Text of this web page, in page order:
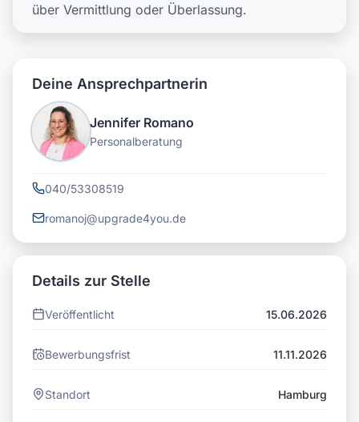
über Vermittlung oder Überlassung.
Deine Ansprechpartnerin
Jennifer Romano
Personalberatung
040/53308519
romanoj@upgrade4you.de
Details zur Stelle
Veröffentlicht 15.06.2026
Bewerbungsfrist 11.11.2026
Standort Hamburg